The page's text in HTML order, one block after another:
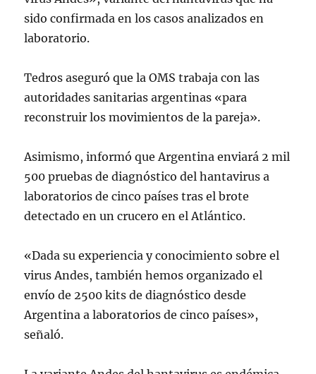
sido confirmada en los casos analizados en
laboratorio.
Tedros aseguró que la OMS trabaja con las
autoridades sanitarias argentinas «para
reconstruir los movimientos de la pareja».
Asimismo, informó que Argentina enviará 2 mil
500 pruebas de diagnóstico del hantavirus a
laboratorios de cinco países tras el brote
detectado en un crucero en el Atlántico.
«Dada su experiencia y conocimiento sobre el
virus Andes, también hemos organizado el
envío de 2500 kits de diagnóstico desde
Argentina a laboratorios de cinco países»,
señaló.